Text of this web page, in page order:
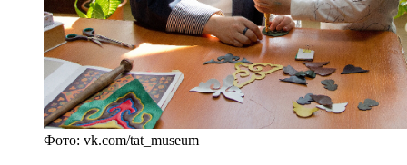
Фото: vk.com/tat_museum